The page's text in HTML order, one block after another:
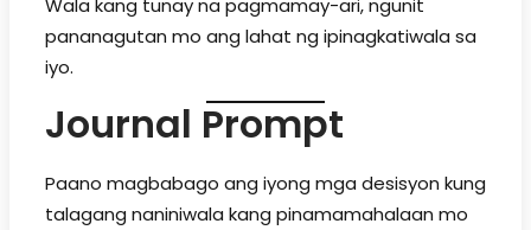
Wala kang tunay na pagmamay-ari, ngunit
pananagutan mo ang lahat ng ipinagkatiwala sa
iyo.
Journal Prompt
Paano magbabago ang iyong mga desisyon kung
talagang naniniwala kang pinamamahalaan mo